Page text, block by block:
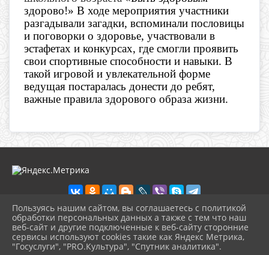
здорово!» В ходе мероприятия участники
разгадывали загадки, вспоминали пословицы
и поговорки о здоровье, участвовали в
эстафетах и конкурсах, где смогли проявить
свои спортивные способности и навыки. В
такой игровой и увлекательной форме
ведущая постаралась донести до ребят,
важные правила здорового образа жизни.
2026 г. dkdiv.gelendzhik-kult.ru
Вход
Карта сайта
Пользуясь нашим сайтом, вы соглашаетесь с политикой
обработки персональных данных а также с тем что наш
веб-сайт и другие подключенные к веб-сайту сторонние
сервисы используют cookies такие как Яндекс Метрика,
"Госуслуги", "PRO.Культура", "Спутник аналитика".